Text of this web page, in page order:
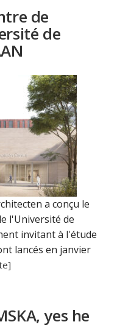
de
de
a conçu le
l'Université de
invitant à l'étude
lancés en janvier
yes he